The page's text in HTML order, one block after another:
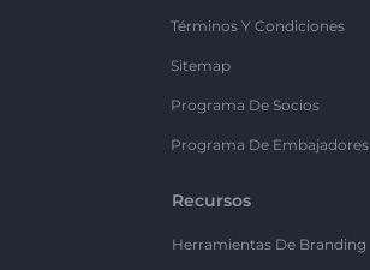
Términos Y Condiciones
Sitemap
Programa De Socios
Programa De Embajadores
Recursos
Herramientas De Branding